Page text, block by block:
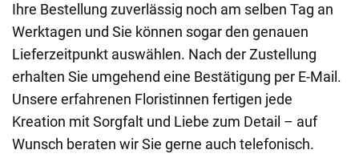
Ihre Bestellung zuverlässig noch am selben Tag an
Werktagen und Sie können sogar den genauen
Lieferzeitpunkt auswählen. Nach der Zustellung
erhalten Sie umgehend eine Bestätigung per E-Mail.
Unsere erfahrenen Floristinnen fertigen jede
Kreation mit Sorgfalt und Liebe zum Detail – auf
Wunsch beraten wir Sie gerne auch telefonisch.